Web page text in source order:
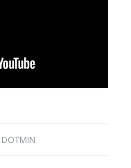
DOTMIN